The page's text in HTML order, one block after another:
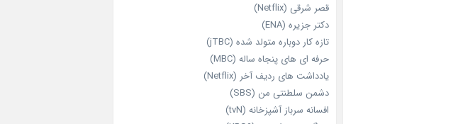
قصر شرقی (Netflix)
دکتر جزیره (ENA)
تازه‌ کار دوباره‌ متولد شده (jTBC)
حرفه‌ ای‌ های پنجاه‌ ساله (MBC)
یادداشت‌ های ردیف آخر (Netflix)
دشمن سلطنتی من (SBS)
افسانه سرباز آشپزخانه (tvN)